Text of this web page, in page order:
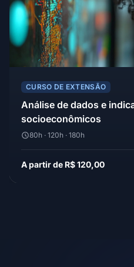
CURSO DE EXTENSÃO
Análise de dados e
socioeconômicos
80h · 120h · 180h
A partir de R$ 120,00